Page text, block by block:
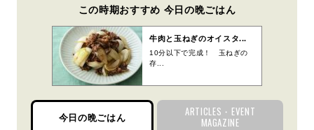
この時期おすすめ 今日の晩ごはん
牛肉と玉ねぎのオイスタ...
10分以下で完成！ 玉ねぎの
存...
今日の晩ごはん
ARTICLES・EVENT
MAGAZINE